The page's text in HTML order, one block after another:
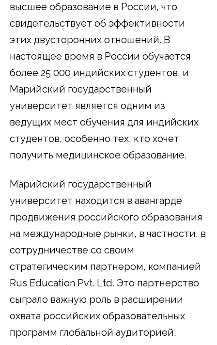
высшее образование в России, что
свидетельствует об эффективности
этих двусторонних отношений. В
настоящее время в России обучается
более 25 000 индийских студентов, и
Марийский государственный
университет является одним из
ведущих мест обучения для индийских
студентов, особенно тех, кто хочет
получить медицинское образование.
Марийский государственный
университет находится в авангарде
продвижения российского образования
на международные рынки, в частности, в
сотрудничестве со своим
стратегическим партнером, компанией
Rus Education Pvt. Ltd. Это партнерство
сыграло важную роль в расширении
охвата российских образовательных
программ глобальной аудиторией,